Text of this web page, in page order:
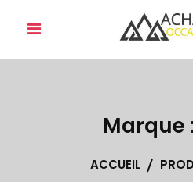
Marque :
ACCUEIL